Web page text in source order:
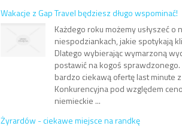
Wakacje z Gap Travel będziesz długo wspominać!
Każdego roku możemy usłyszeć o
niespodziankach, jakie spotykają
Dlatego wybierając wymarzoną
postawić na kogoś sprawdzonego.
bardzo ciekawą ofertę last minute
Konkurencyjna pod względem
niemieckie ...
Żyrardów - ciekawe miejsce na randkę